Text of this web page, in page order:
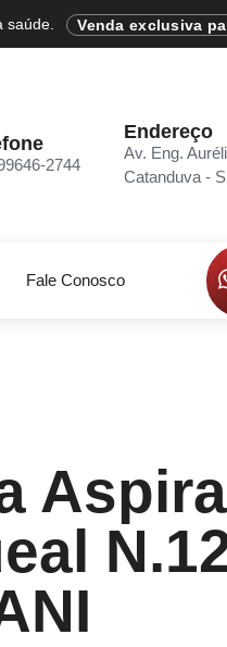
Venda exclusiva
2744
Endereço
Av. Eng.
Catanduva -
Fale Conosco